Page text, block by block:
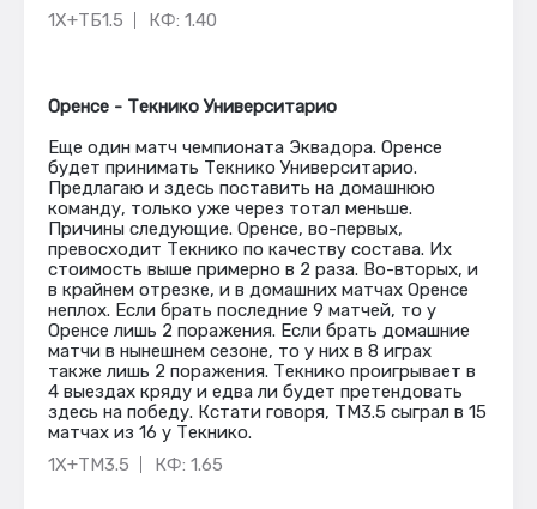
1Х+ТБ1.5
КФ: 1.40
Оренсе - Текнико Университарио
Еще один матч чемпионата Эквадора. Оренсе
будет принимать Текнико Университарио.
Предлагаю и здесь поставить на домашнюю
команду, только уже через тотал меньше.
Причины следующие. Оренсе, во-первых,
превосходит Текнико по качеству состава. Их
стоимость выше примерно в 2 раза. Во-вторых, и
в крайнем отрезке, и в домашних матчах Оренсе
неплох. Если брать последние 9 матчей, то у
Оренсе лишь 2 поражения. Если брать домашние
матчи в нынешнем сезоне, то у них в 8 играх
также лишь 2 поражения. Текнико проигрывает в
4 выездах кряду и едва ли будет претендовать
здесь на победу. Кстати говоря, ТМ3.5 сыграл в 15
матчах из 16 у Текнико.
1Х+ТМ3.5
КФ: 1.65